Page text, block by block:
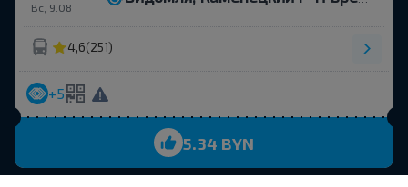
Вс, 9.08
4,6(251)
+5
5.34 BYN